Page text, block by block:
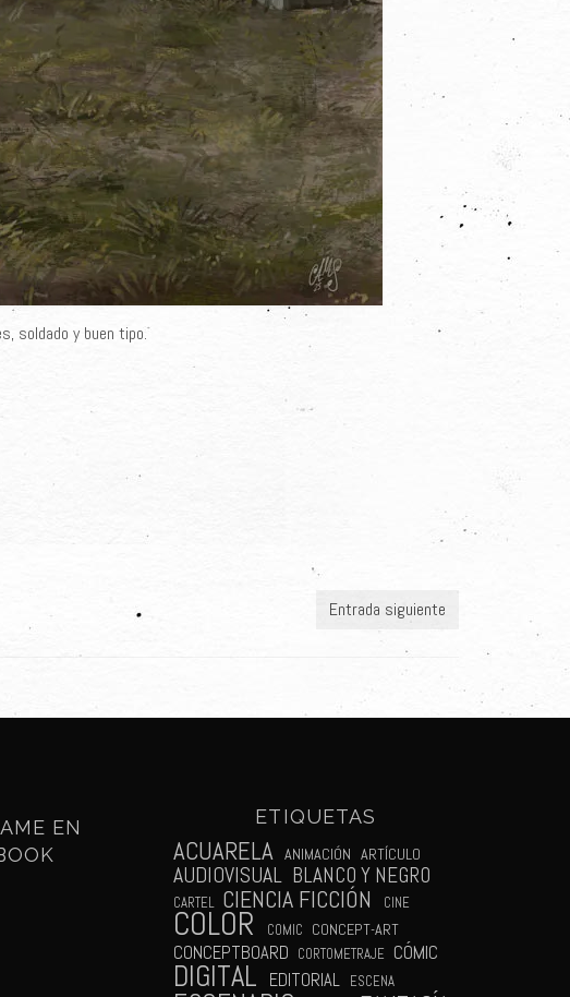
soldado y buen tipo.
Entrada siguiente
EN
ETIQUETAS
ACUARELA ANIMACIÓN ARTÍCULO
AUDIOVISUAL BLANCO Y NEGRO
CARTEL CIENCIA FICCIÓN CINE
COLOR COMIC CONCEPT-ART
CONCEPTBOARD CORTOMETRAJE CÓMIC
DIGITAL EDITORIAL ESCENA